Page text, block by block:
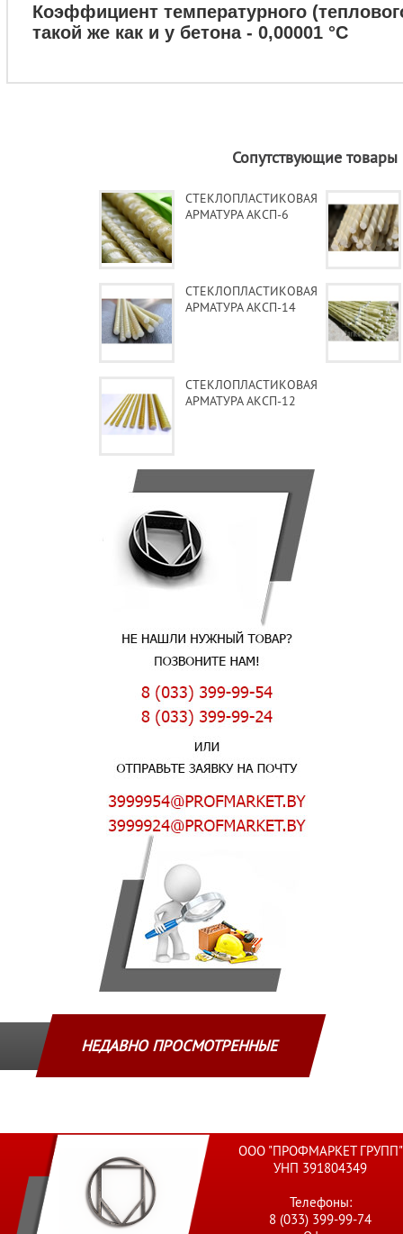
Коэффициент температурного
такой же как и у бетона - 0,00001 °С
Сопутствующие товары
СТЕКЛОПЛАСТИКОВАЯ
АРМАТУРА АКСП-6
СТЕКЛОПЛАСТИКОВАЯ
АРМАТУРА АКСП-14
СТЕКЛОПЛАСТИКОВАЯ
АРМАТУРА АКСП-12
НЕДАВНО ПРОСМОТРЕННЫЕ
ООО "ПРОФМАРКЕТ ГРУПП"
УНП 391804349
Телефоны:
8 (033) 399-99-74